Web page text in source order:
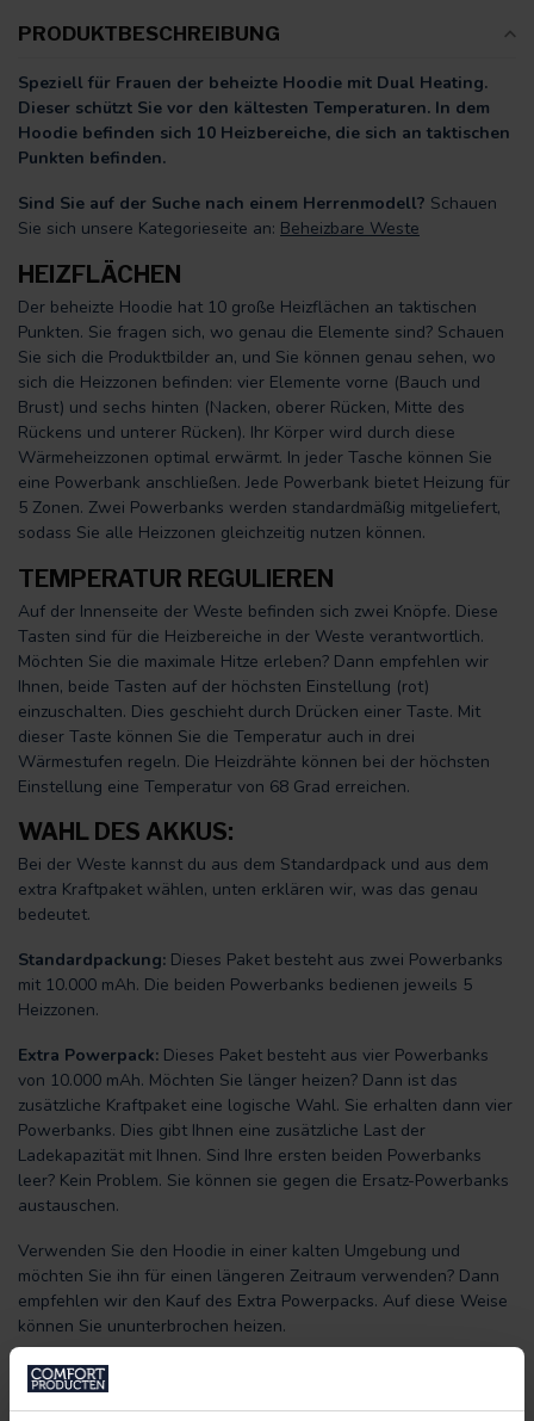
PRODUKTBESCHREIBUNG
Speziell für Frauen der beheizte Hoodie mit Dual Heating.
Dieser schützt Sie vor den kältesten Temperaturen. In dem
Hoodie befinden sich 10 Heizbereiche, die sich an taktischen
Punkten befinden.
Sind Sie auf der Suche nach einem Herrenmodell? Schauen
Sie sich unsere Kategorieseite an: Beheizbare Weste
HEIZFLÄCHEN
Der beheizte Hoodie hat 10 große Heizflächen an taktischen
Punkten. Sie fragen sich, wo genau die Elemente sind? Schauen
Sie sich die Produktbilder an, und Sie können genau sehen, wo
sich die Heizzonen befinden: vier Elemente vorne (Bauch und
Brust) und sechs hinten (Nacken, oberer Rücken, Mitte des
Rückens und unterer Rücken). Ihr Körper wird durch diese
Wärmeheizzonen optimal erwärmt. In jeder Tasche können Sie
eine Powerbank anschließen. Jede Powerbank bietet Heizung für
5 Zonen. Zwei Powerbanks werden standardmäßig mitgeliefert,
sodass Sie alle Heizzonen gleichzeitig nutzen können.
TEMPERATUR REGULIEREN
Auf der Innenseite der Weste befinden sich zwei Knöpfe. Diese
Tasten sind für die Heizbereiche in der Weste verantwortlich.
Möchten Sie die maximale Hitze erleben? Dann empfehlen wir
Ihnen, beide Tasten auf der höchsten Einstellung (rot)
einzuschalten. Dies geschieht durch Drücken einer Taste. Mit
dieser Taste können Sie die Temperatur auch in drei
Wärmestufen regeln. Die Heizdrähte können bei der höchsten
Einstellung eine Temperatur von 68 Grad erreichen.
WAHL DES AKKUS:
Bei der Weste kannst du aus dem Standardpack und aus dem
extra Kraftpaket wählen, unten erklären wir, was das genau
bedeutet.
Standardpackung: Dieses Paket besteht aus zwei Powerbanks
mit 10.000 mAh. Die beiden Powerbanks bedienen jeweils 5
Heizzonen.
Extra Powerpack: Dieses Paket besteht aus vier Powerbanks
von 10.000 mAh. Möchten Sie länger heizen? Dann ist das
zusätzliche Kraftpaket eine logische Wahl. Sie erhalten dann vier
Powerbanks. Dies gibt Ihnen eine zusätzliche Last der
Ladekapazität mit Ihnen. Sind Ihre ersten beiden Powerbanks
leer? Kein Problem. Sie können sie gegen die Ersatz-Powerbanks
austauschen.
Verwenden Sie den Hoodie in einer kalten Umgebung und
möchten Sie ihn für einen längeren Zeitraum verwenden? Dann
empfehlen wir den Kauf des Extra Powerpacks. Auf diese Weise
können Sie ununterbrochen heizen.
GEEIGNET FÜR: